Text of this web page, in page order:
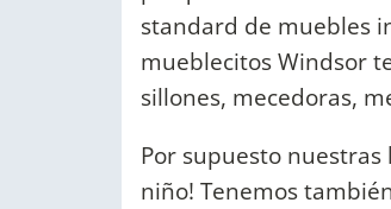
standard de muebles
mueblecitos Windsor
sillones, mecedoras,
Por supuesto
niño! Tenemos